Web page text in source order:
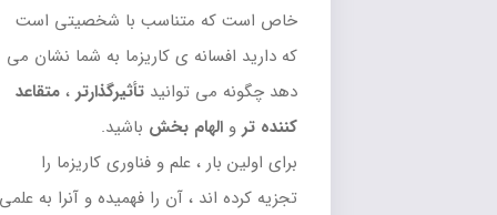
خاص است که متناسب با شخصیتی است
که دارید افسانه ی کاریزما به شما نشان می
دهد چگونه می توانید تأثیرگذارتر،متقاعد
تروالهام بخشباشید.
برای اولین بار ، علم و فناوری کاریزما را
تجزیه کرده اند ، آن را فهمیده و آنرا به علمی